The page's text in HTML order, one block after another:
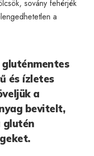
sovány fehérjék
a
és ízletes
a
bevitelt,
glutén